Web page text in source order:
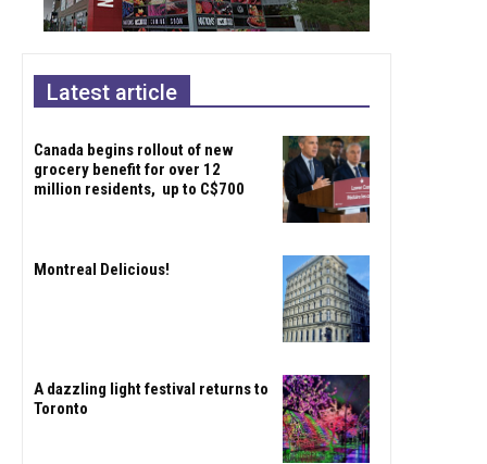
Latest article
Canada begins rollout of new
grocery benefit for over 12
million residents, up to C$700
Montreal Delicious!
A dazzling light festival returns to
Toronto